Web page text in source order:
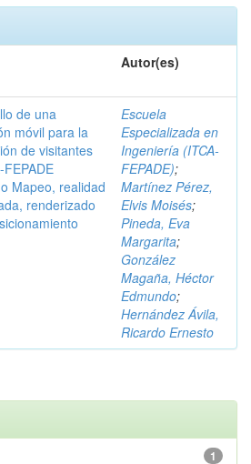
Autor(es)
de una
móvil para la
de visitantes
Mapeo, realidad
renderizado
Escuela
Especializada en
Ingeniería (ITCA-
FEPADE);
Martínez Pérez,
Elvis Moisés;
Pineda, Eva
Margarita;
González
Magaña, Héctor
Edmundo;
Hernández Ávila,
Ricardo Ernesto
1